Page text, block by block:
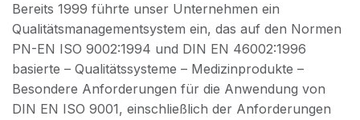
Bereits 1999 führte unser Unternehmen ein
Qualitätsmanagementsystem ein, das auf den Normen
PN-EN ISO 9002:1994 und DIN EN 46002:1996
basierte – Qualitätssysteme – Medizinprodukte –
Besondere Anforderungen für die Anwendung von
DIN EN ISO 9001, einschließlich der Anforderungen